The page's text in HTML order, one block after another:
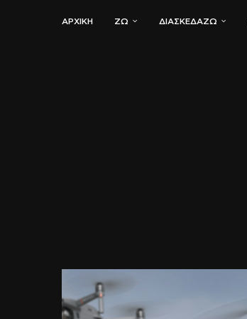
ΑΡΧΙΚΗ ΖΏ ΔΙΑΣΚΕΔΆΖΩ